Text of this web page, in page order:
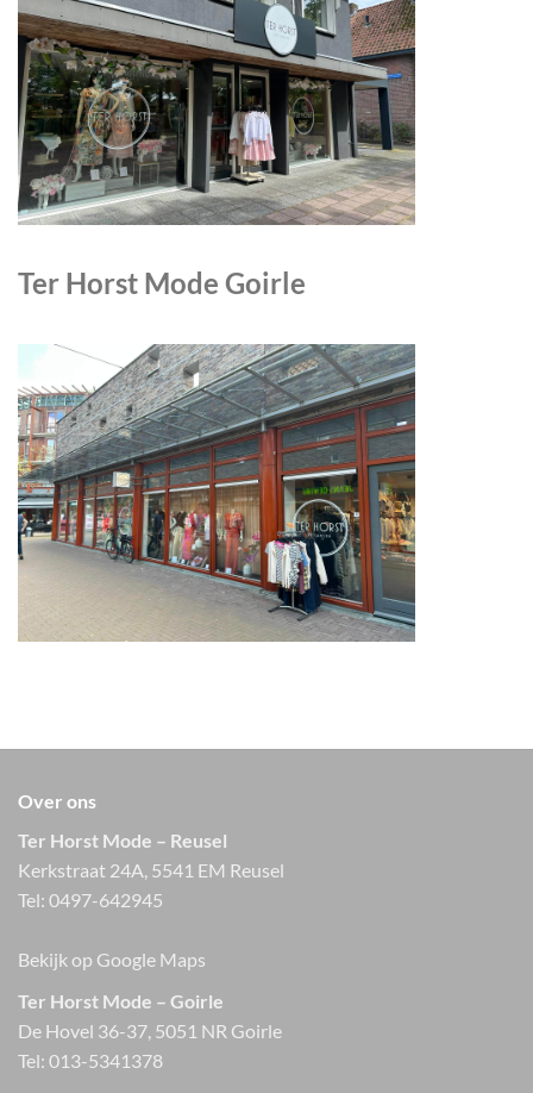
Ter Horst Mode Goirle
Over ons
Ter Horst Mode – Reusel
Kerkstraat 24A, 5541 EM Reusel
Tel: 0497-642945
Bekijk op Google Maps
Ter Horst Mode – Goirle
De Hovel 36-37, 5051 NR Goirle
Tel: 013-5341378